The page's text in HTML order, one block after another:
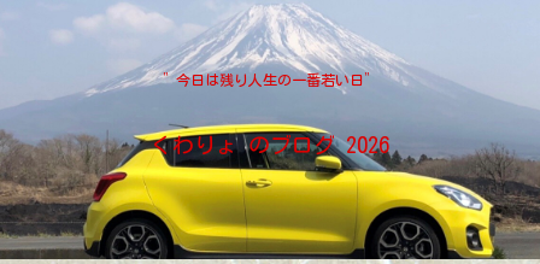
”今日は残り人生の一番若い日”
くわりょ のブログ 2026